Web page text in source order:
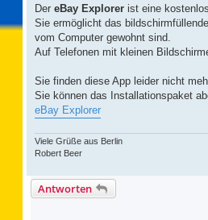
i
r
a
Der eBay Explorer ist eine
Sie ermöglicht das
vom Computer gewohnt sind.
Auf Telefonen mit kleinen
Sie finden diese App leider nicht
Sie können das Installationspaket
eBay Explorer
Viele Grüße aus Berlin
Robert Beer
Antworten